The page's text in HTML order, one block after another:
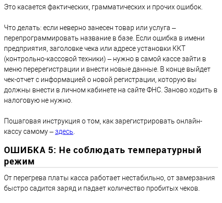
Это касается фактических, грамматических и прочих ошибок.
Что делать: если неверно занесен товар или услуга –
перепрограммировать название в базе. Если ошибка в имени
предприятия, заголовке чека или адресе установки ККТ
(контрольно-кассовой техники) – нужно в самой кассе зайти в
меню перерегистрации и внести новые данные. В конце выйдет
чек-отчет с информацией о новой регистрации, которую вы
должны внести в личном кабинете на сайте ФНС. Заново ходить в
налоговую не нужно.
Пошаговая инструкция о том, как зарегистрировать онлайн-
кассу самому –здесь
ОШИБКА 5: Не соблюдать температурный
режим
От перегрева платы касса работает нестабильно, от замерзания
быстро садится заряд и падает количество пробитых чеков.